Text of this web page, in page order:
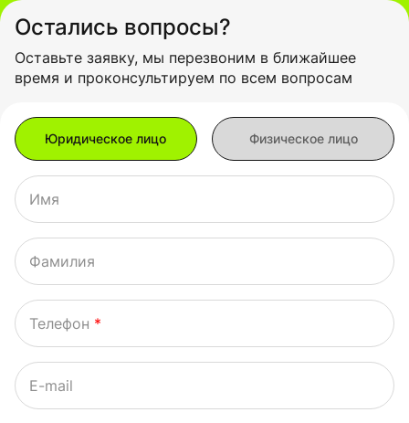
Остались вопросы?
Оставьте заявку, мы перезвоним в ближайшее
время и проконсультируем по всем вопросам
Имя
Фамилия
Телефон *
E-mail